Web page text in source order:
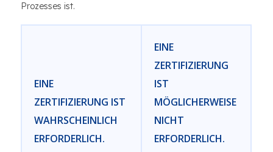
Prozesses ist.
EINE
ZERTIFIZIERUNG IST
WAHRSCHEINLICH
ERFORDERLICH.
EINE
ZERTIFIZIERUNG
IST
MÖGLICHERWEISE
NICHT
ERFORDERLICH.